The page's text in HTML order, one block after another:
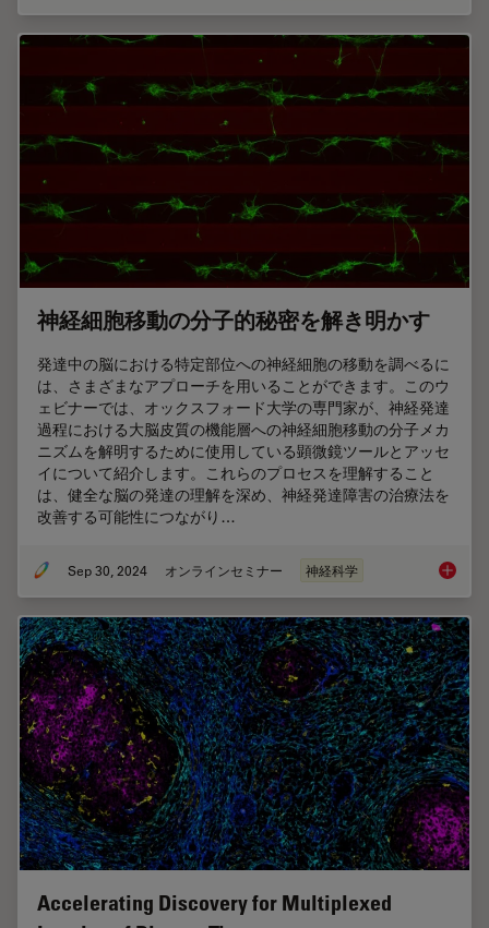
神経細胞移動の分子的秘密を解き明かす
発達中の脳における特定部位への神経細胞の移動を調べるに
は、さまざまなアプローチを用いることができます。このウ
ェビナーでは、オックスフォード大学の専門家が、神経発達
過程における大脳皮質の機能層への神経細胞移動の分子メカ
ニズムを解明するために使用している顕微鏡ツールとアッセ
イについて紹介します。これらのプロセスを理解すること
は、健全な脳の発達の理解を深め、神経発達障害の治療法を
改善する可能性につながり…
Sep 30, 2024 オンラインセミナー 神経科学 神経細
Accelerating Discovery for Multiplexed